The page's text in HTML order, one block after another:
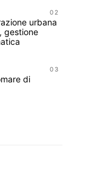
02
urbana
gestione
03
di